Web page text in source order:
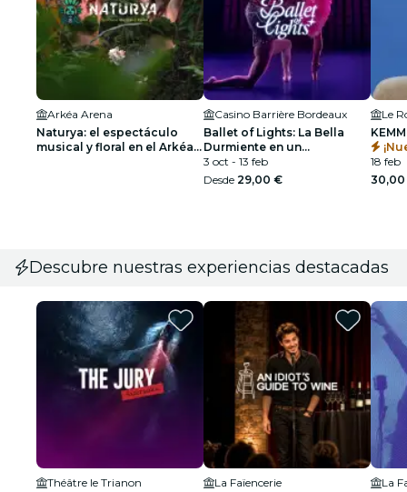
Arkéa Arena
Naturya: el espectáculo
musical y floral en el Arkéa
Casino Barrière Bordeaux
Ballet of Lights: La Bella
Durmiente en un
espectáculo deslumbrante
3 oct - 13 feb
Desde 29,00 €
Le
18 feb
Descubre nuestras experiencias destacadas
Théâtre le Trianon
La Faïencerie
La